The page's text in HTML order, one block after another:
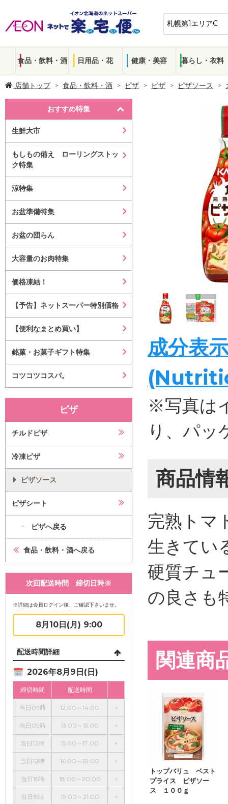
食品・飲料・酒 日用品・花 健康・美容 暮らし・衣料
店舗トップ 食品・飲料・酒 ピザ ピザ ピザソース
おすすめ特集
生鮮大市
もしもの備え ローリングストッ
ク特集
涼特集
お盆準備特集
お盆の団らん
大容量のお肉特集
価格凍結！
【予告】ネットスーパー特別価格
【便利なまとめ買い】
銘菓・お菓子ギフト特集
コツコツコスパ。
ピザ
チルドピザ
冷凍ピザ
ピザソース
ピザシート
ピザへ戻る
食品・飲料・酒へ戻る
次回配送時間 締切日時※
※詳細は会員ログイン後、ご確認下さいませ。
8月10日(月) 9:00
配送時間詳細
2026年8月9日(日)
締切時間 配送時間
当日09時 12:00～14:00 ×
当日09時 13:00～15:00 ×
当日12時 15:00～17:00 ×
当日12時 16:00～18:00 ×
当日15時 18:00～20:00 ×
当日15時 19:00～21:00 ×
成分表
※写真は
り、パッ
商品情
完熟トマ
生きてい
硬質チュ
の良さも
関連商
トップバリュ ベスト
プライス ピザソー
ス １００ｇ